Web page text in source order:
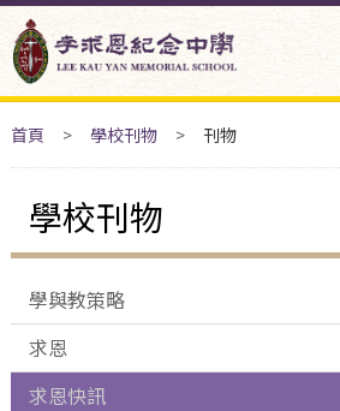
首頁 > 學校刊物 > 刊物
學校刊物
學與教策略
求恩
求恩快訊